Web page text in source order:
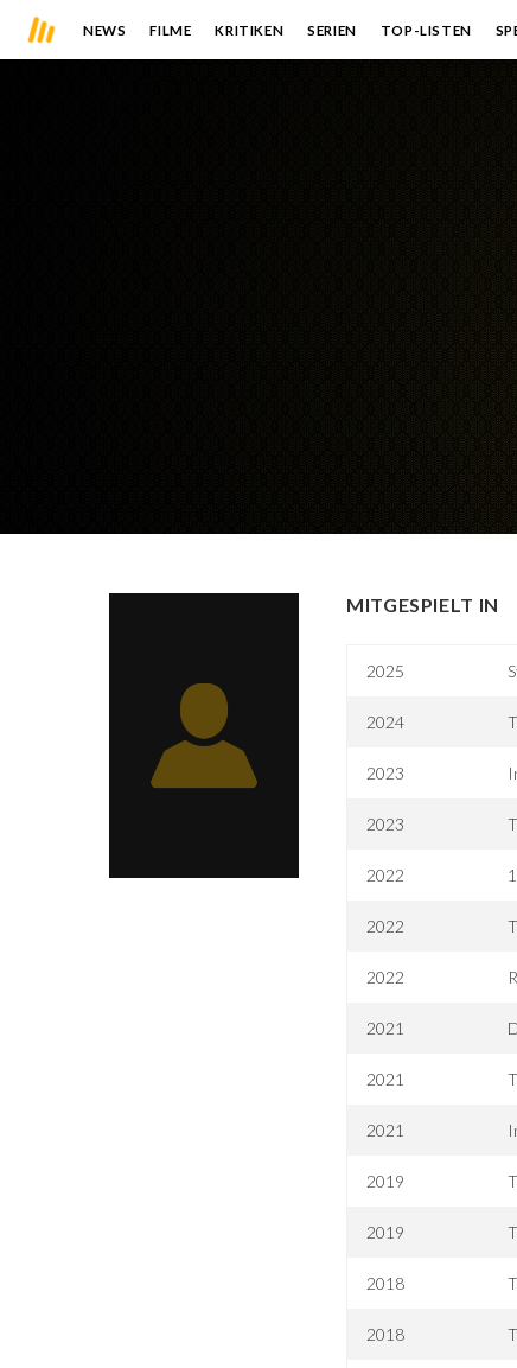
NEWS FILME KRITIKEN SERIEN TOP-LISTEN
MITGESPIELT IN
2025
2024
2023
2023
2022
2022
2022
2021
2021
2021
2019
2019
2018
2018